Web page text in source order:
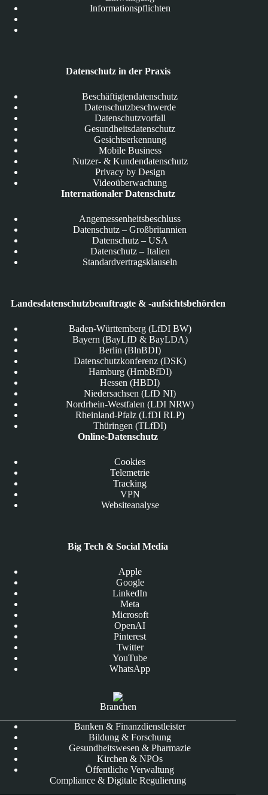
Informationspflichten
Datenschutz in der Praxis
Beschäftigtendatenschutz
Datenschutzbeschwerde
Datenschutzvorfall
Gesundheitsdatenschutz
Gesichtserkennung
Mobile Business
Nutzer- & Kundendatenschutz
Privacy by Design
Videoüberwachung
Internationaler Datenschutz
Angemessenheitsbeschluss
Datenschutz – Großbritannien
Datenschutz – USA
Datenschutz – Italien
Standardvertragsklauseln
Landesdatenschutzbeauftragte & -aufsichtsbehörden
Baden-Württemberg (LfDI BW)
Bayern (BayLfD & BayLDA)
Berlin (BlnBDI)
Datenschutzkonferenz (DSK)
Hamburg (HmbBfDI)
Hessen (HBDI)
Niedersachsen (LfD NI)
Nordrhein-Westfalen (LDI NRW)
Rheinland-Pfalz (LfDI RLP)
Thüringen (TLfDI)
Online-Datenschutz
Cookies
Telemetrie
Tracking
VPN
Websiteanalyse
Big Tech & Social Media
Apple
Google
LinkedIn
Meta
Microsoft
OpenAI
Pinterest
Twitter
YouTube
WhatsApp
Branchen
Banken & Finanzdienstleister
Bildung & Forschung
Gesundheitswesen & Pharmazie
Kirchen & NPOs
Öffentliche Verwaltung
Compliance & Digitale Regulierung